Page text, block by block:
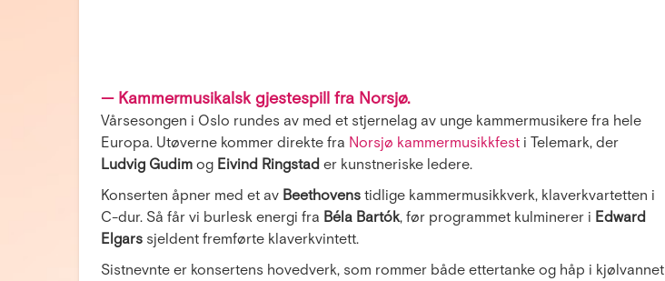
— Kammermusikalsk gjestespill fra Norsjø.
Vårsesongen i Oslo rundes av med et stjernelag av unge kammermusikere fra hele
Europa. Utøverne kommer direkte fra Norsjø kammermusikkfest i Telemark, der
Ludvig Gudimog Eivind Ringstader kunstneriske ledere.
Konserten åpner med et av Beethovenstidlige kammermusikkverk, klaverkvartetten i
C-dur. Så får vi burlesk energi fra Béla Bartók, før programmet kulminerer i Edward
Elgars sjeldent fremførte klaverkvintett.
Sistnevnte er konsertens hovedverk, som rommer både ettertanke og håp i kjølvannet